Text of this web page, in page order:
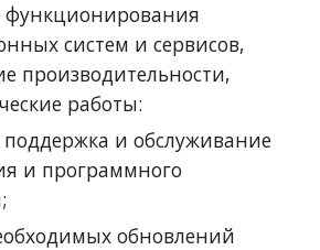
систем и сервисов,
производительности,
работы:
поддержка и обслуживание
и программного
обновлений